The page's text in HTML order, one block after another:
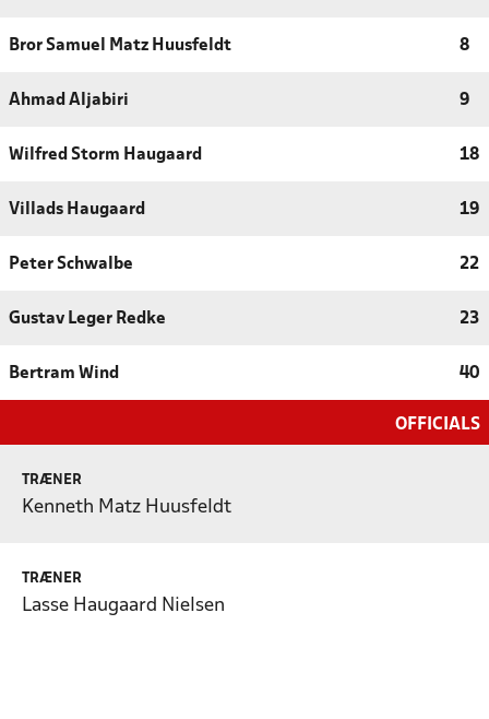
Bror Samuel Matz Huusfeldt 8
Ahmad Aljabiri 9
Wilfred Storm Haugaard 18
Villads Haugaard 19
Peter Schwalbe 22
Gustav Leger Redke 23
Bertram Wind 40
OFFICIALS
TRÆNER
Kenneth Matz Huusfeldt
TRÆNER
Lasse Haugaard Nielsen